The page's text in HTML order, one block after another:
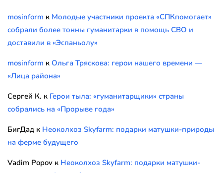
mosinform к Молодые участники проекта «СПКпомогает»
собрали более тонны гуманитарки в помощь СВО и
доставили в «Эспаньолу»
mosinform к Ольга Тряскова: герои нашего времени —
«Лица района»
Сергей К. к Герои тыла: «гуманитарщики» страны
собрались на «Прорыве года»
БигДад к Неоколхоз Skyfarm: подарки матушки-природы
на ферме будущего
Vadim Popov к Неоколхоз Skyfarm: подарки матушки-